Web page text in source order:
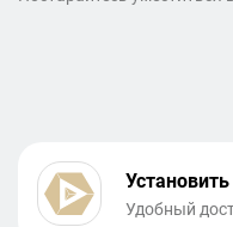
Удобный